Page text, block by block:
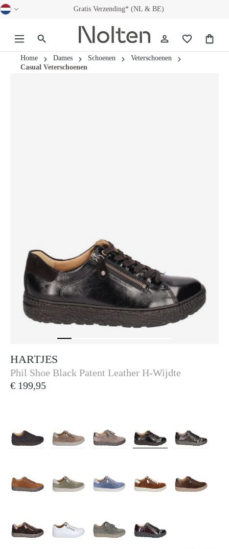
Gratis Verzending* (NL & BE)
Home Dames Schoenen
Veterschoenen
Casual Veterschoenen
HARTJES
Hartjes
Phil Shoe Black Patent Leather H-Wijdte
€ 199,95